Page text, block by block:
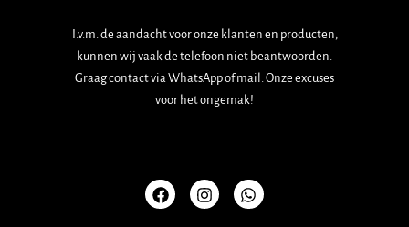
I.v.m. de aandacht voor onze klanten en producten,
kunnen wij vaak de telefoon niet beantwoorden.
Graag contact via WhatsApp of mail. Onze excuses
voor het ongemak!
a
c
e
n
s
t
h
a
t